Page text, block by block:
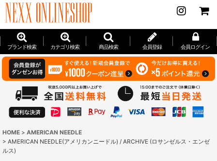
ブランド検索 カテゴリ検索 商品検索 会員登録 会員ログイン
HOME > AMERICAN NEEDLE
> AMERICAN NEEDLE(アメリカンニードル) / ARCHIVE (ロサンゼルス・エンゼ
ルス)